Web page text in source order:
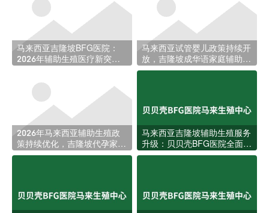
马来西亚吉隆坡BFG医院：
2026年辅助生殖医疗新突
马来西亚试管婴儿政策持续开
放，吉隆坡成华语家庭辅助生
育新热土
2026年马来西亚辅助生殖政
策持续优化，吉隆坡代孕家庭
迎来更多跨境选择
马来西亚吉隆坡辅助生殖服务
升级：贝贝壳BFG医院全面回
应本地家庭生育需求